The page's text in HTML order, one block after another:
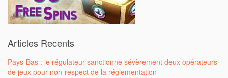
Articles Recents
Pays-Bas : le régulateur sanctionne sévèrement deux opérateurs
de jeux pour non-respect de la réglementation